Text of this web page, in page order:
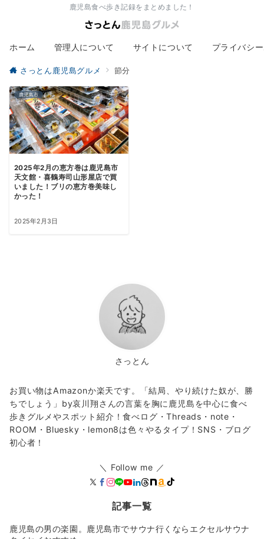
鹿児島食べ歩き記録をまとめました！
ホーム 管理人について サイトについて プライバシ
さっとん鹿児島グルメ 節分
鹿児島市
2025年2月の恵方巻は鹿児島市
天文館・喜鶴寿司山形屋店で買
いました！ブリの恵方巻美味し
かった！
2025年2月3日
さっとん
お買い物はAmazonか楽天です。「結局、やり続けた奴が、勝
ちでしょう」by哀川翔さんの言葉を胸に鹿児島を中心に食べ
歩きグルメやスポット紹介！食べログ・Threads・note・
ROOM・Bluesky・lemon8は色々やるタイプ！SNS・ブログ
初心者！
＼ Follow me ／
記事一覧
鹿児島の男の楽園。鹿児島市でサウナ行くならエクセルサウナ